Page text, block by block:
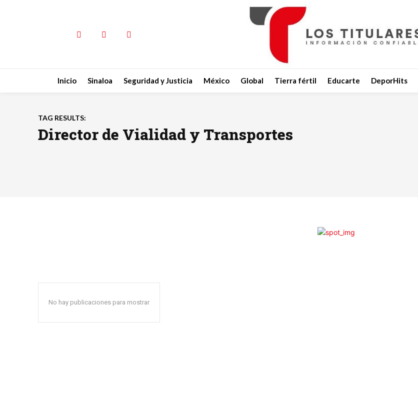
Inicio Sinaloa Seguridad y Justicia México Global Tierra fértil Educarte DeporHits
TAG RESULTS:
Director de Vialidad y Transportes
No hay publicaciones para mostrar